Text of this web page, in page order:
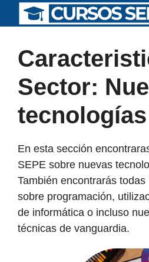
Saltar
Sector:
tecnologías
En esta sección
SEPE sobre nuevas
También encontrarás
sobre programación,
de informática o incluso
técnicas de vanguardia.